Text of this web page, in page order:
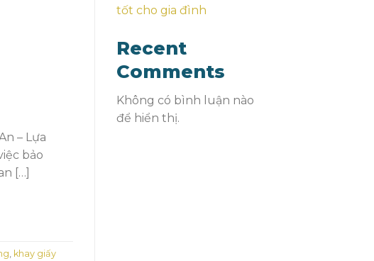
– Lựa
bảo
[…]
khay giấy
tốt cho gia đình
Recent
Comments
Không có bình luận nào
để hiển thị.